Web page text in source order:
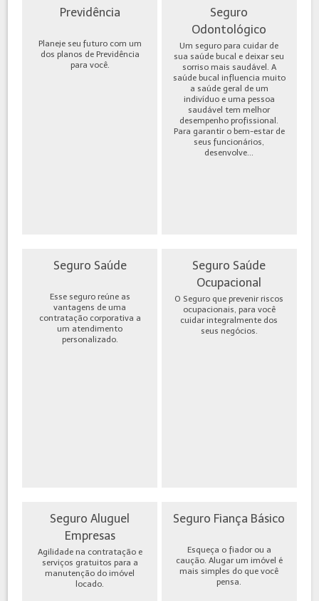
Previdência
Planeje seu futuro com um
dos planos de Previdência
para você.
Seguro
Odontológico
Um seguro para cuidar de
sua saúde bucal e deixar seu
sorriso mais saudável. A
saúde bucal influencia muito
a saúde geral de um
indivíduo e uma pessoa
saudável tem melhor
desempenho profissional.
Para garantir o bem-estar de
seus funcionários,
desenvolve...
Seguro Saúde
Esse seguro reúne as
vantagens de uma
contratação corporativa a
um atendimento
personalizado.
Seguro Saúde
Ocupacional
O Seguro que prevenir riscos
ocupacionais, para você
cuidar integralmente dos
seus negócios.
Seguro Aluguel
Empresas
Agilidade na contratação e
serviços gratuitos para a
manutenção do imóvel
locado.
Seguro Fiança Básico
Esqueça o fiador ou a
caução. Alugar um imóvel é
mais simples do que você
pensa.